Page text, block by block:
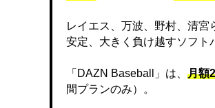
レイエス、万波、野村、清
安定、大きく負け越すソフト
「DAZN Baseball」は、 月額
間プランのみ）。